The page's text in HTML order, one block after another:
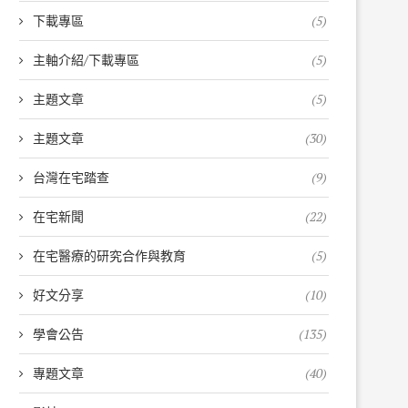
下載專區 (5)
主軸介紹/下載專區 (5)
主題文章 (5)
主題文章 (30)
台灣在宅踏查 (9)
在宅新聞 (22)
在宅醫療的研究合作與教育 (5)
好文分享 (10)
學會公告 (135)
專題文章 (40)